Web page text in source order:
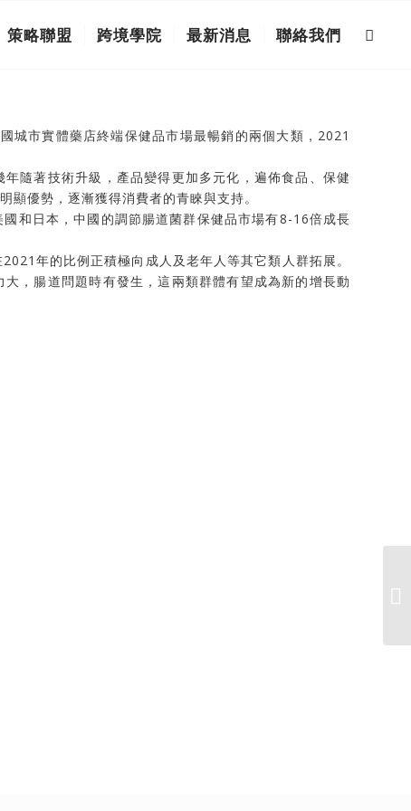
策略聯盟 跨境學院 最新消息 聯絡我們
城市實體藥店終端保健品市場最暢銷的兩個大類，2021
隨著技術升級，產品變得更加多元化，遍佈食品、保健
優勢，逐漸獲得消費者的青睞與支持。
和日本，中國的調節腸道菌群保健品市場有8-16倍成長
年的比例正積極向成人及老年人等其它類人群拓展。
，腸道問題時有發生，這兩類群體有望成為新的增長動